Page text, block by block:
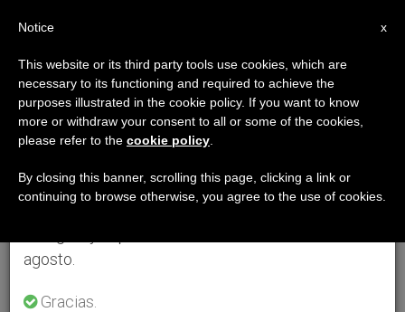
×
Aviso importante
Del 27 de julio al 7 de agosto haremos la pausa
anual, aprovechando que en el periodo de verano
se generan menos informaciones y también el
agosto.
Gracias.
x
Notice
This website or its third party tools use cookies, which are
necessary to its functioning and required to achieve the
purposes illustrated in the cookie policy. If you want to know
more or withdraw your consent to all or some of the cookies,
please refer to the cookie policy
By closing this banner, scrolling this page, clicking a link or
continuing to browse otherwise, you agree to the use of cookies.